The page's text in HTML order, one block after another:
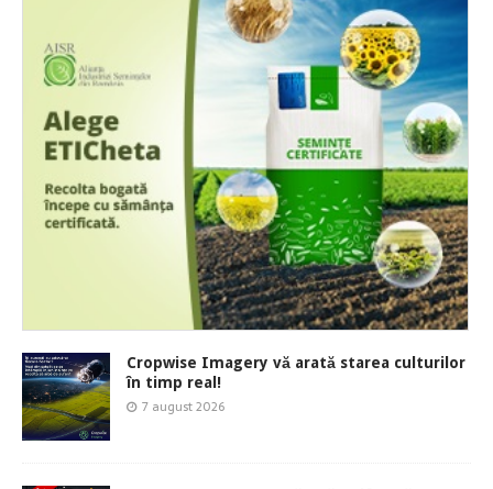
Cropwise Imagery vă arată starea culturilor
în timp real!
7 august 2026